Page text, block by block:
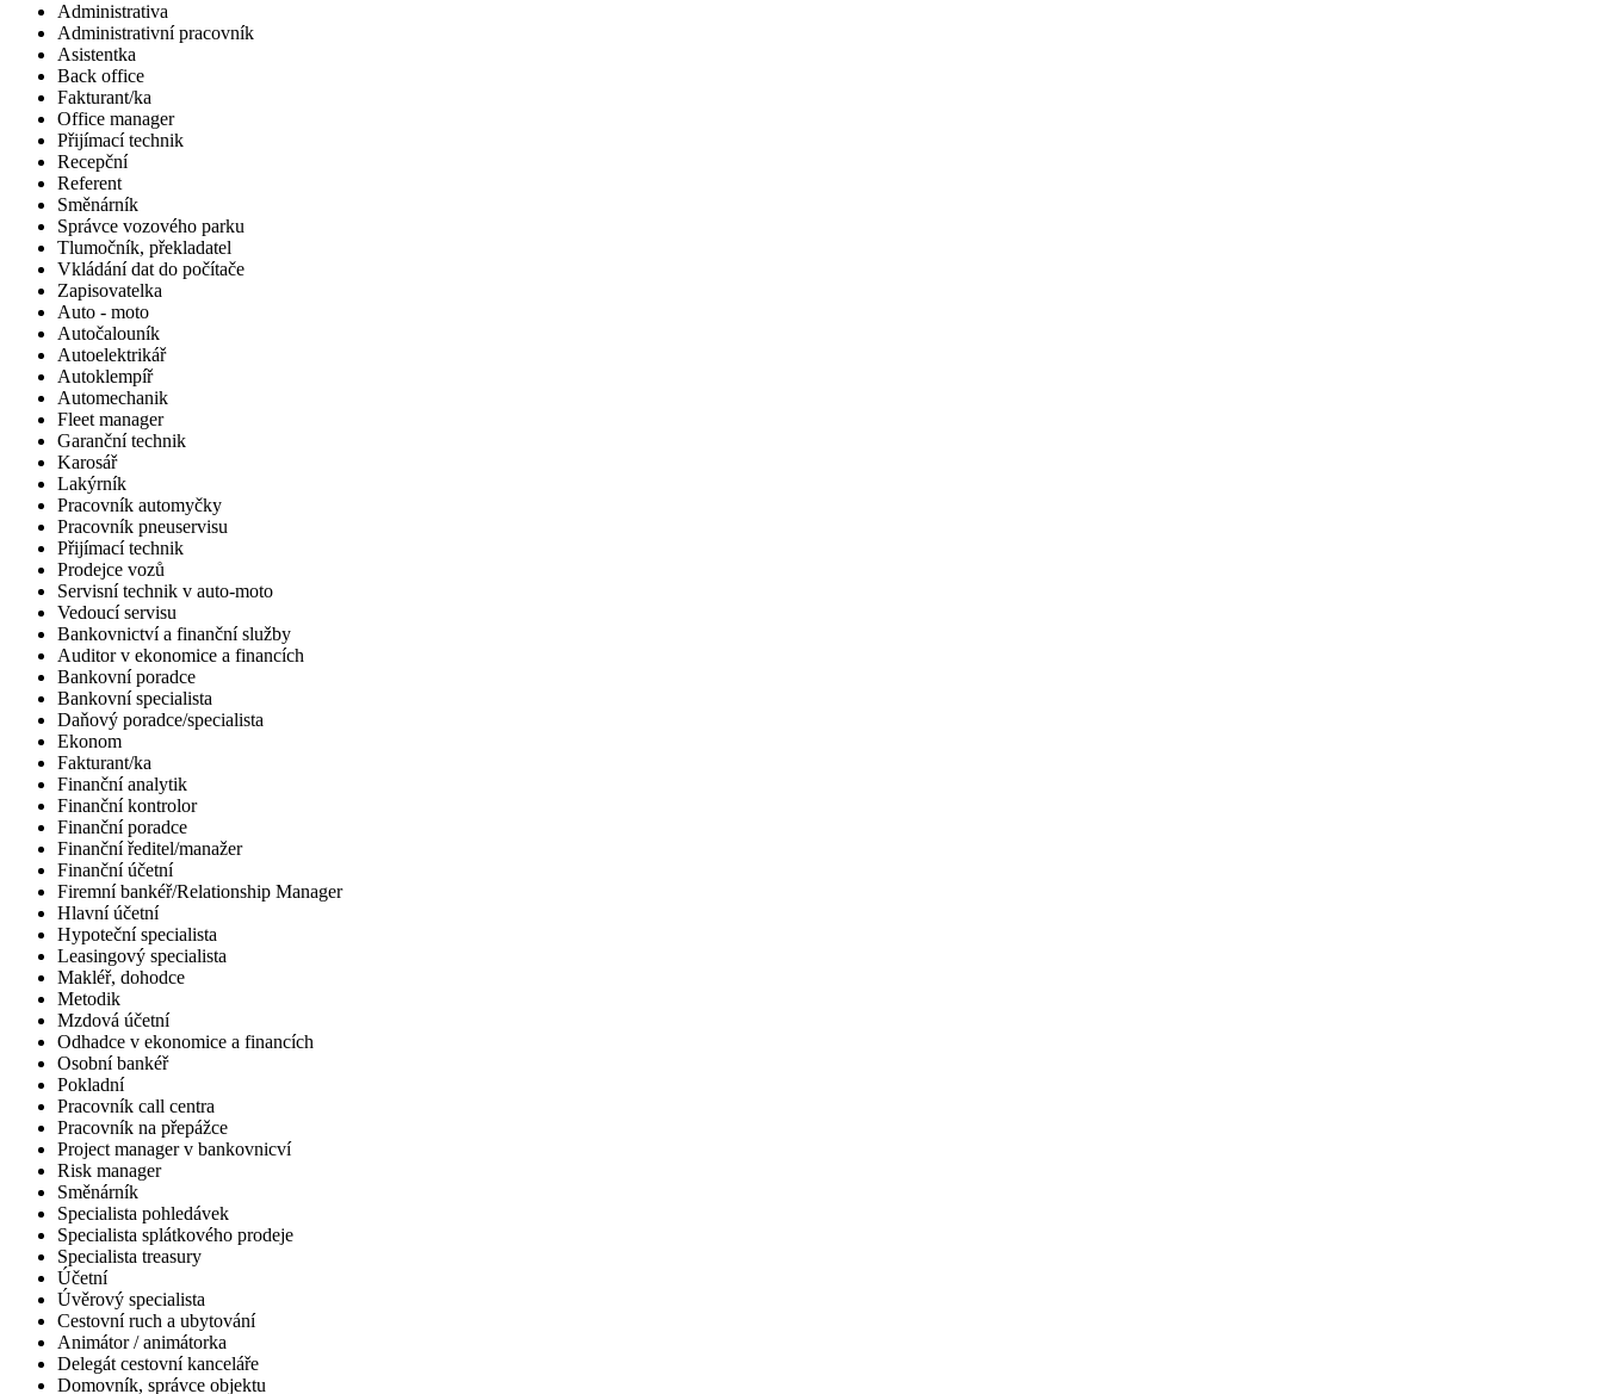
Administrativa
Administrativní pracovník
Asistentka
Back office
Fakturant/ka
Office manager
Přijímací technik
Recepční
Referent
Směnárník
Správce vozového parku
Tlumočník, překladatel
Vkládání dat do počítače
Zapisovatelka
Auto - moto
Autočalouník
Autoelektrikář
Autoklempíř
Automechanik
Fleet manager
Garanční technik
Karosář
Lakýrník
Pracovník automyčky
Pracovník pneuservisu
Přijímací technik
Prodejce vozů
Servisní technik v auto-moto
Vedoucí servisu
Bankovnictví a finanční služby
Auditor v ekonomice a financích
Bankovní poradce
Bankovní specialista
Daňový poradce/specialista
Ekonom
Fakturant/ka
Finanční analytik
Finanční kontrolor
Finanční poradce
Finanční ředitel/manažer
Finanční účetní
Firemní bankéř/Relationship Manager
Hlavní účetní
Hypoteční specialista
Leasingový specialista
Makléř, dohodce
Metodik
Mzdová účetní
Odhadce v ekonomice a financích
Osobní bankéř
Pokladní
Pracovník call centra
Pracovník na přepážce
Project manager v bankovnicví
Risk manager
Směnárník
Specialista pohledávek
Specialista splátkového prodeje
Specialista treasury
Účetní
Úvěrový specialista
Cestovní ruch a ubytování
Animátor / animátorka
Delegát cestovní kanceláře
Domovník, správce objektu